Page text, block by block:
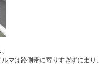
マは路側帯に寄りすぎずに走り、